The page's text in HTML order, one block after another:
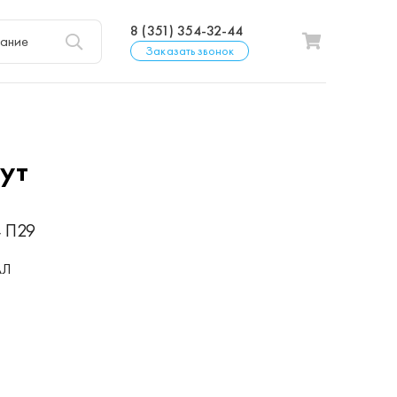
8 (351) 354-32-44
Заказать звонок
П29